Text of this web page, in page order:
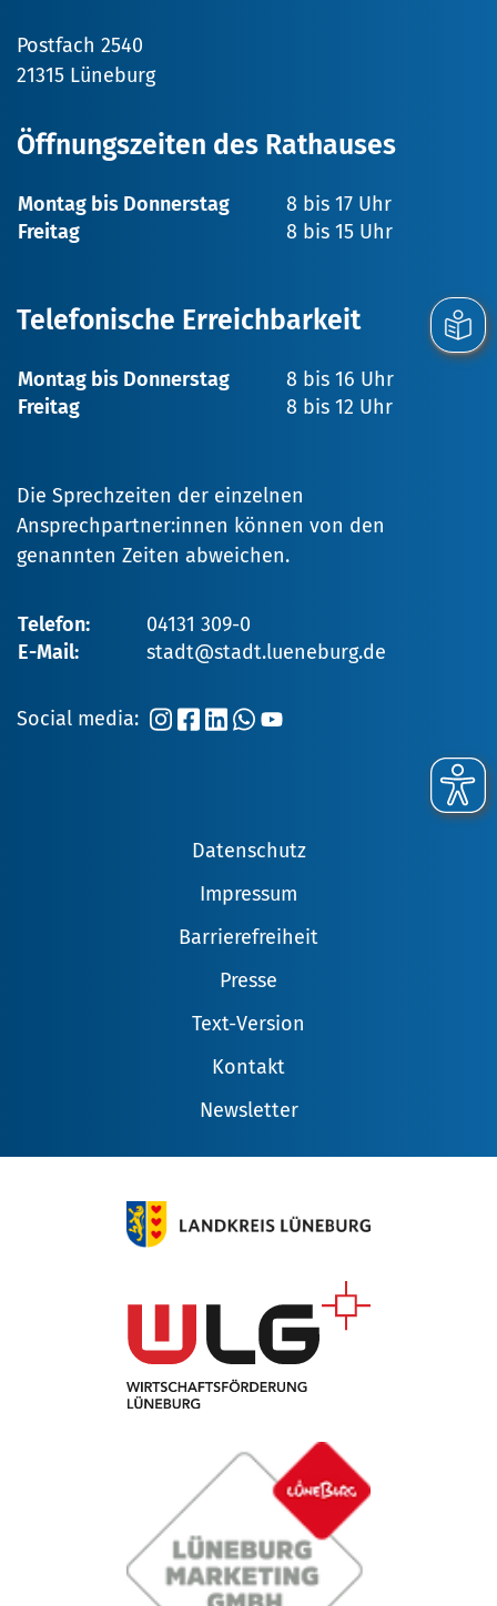
Postfach 2540
21315 Lüneburg
Öffnungszeiten des Rathauses
Montag bis Donnerstag
8 bis 17 Uhr
Freitag
8 bis 15 Uhr
Telefonische Erreichbarkeit
Montag bis Donnerstag
8 bis 16 Uhr
Freitag
8 bis 12 Uhr
Die Sprechzeiten der einzelnen
Ansprechpartner:innen können von den
genannten Zeiten abweichen.
Telefon:
04131 309-0
E-Mail:
stadt@stadt.lueneburg.de
Social media:
Datenschutz
Impressum
Barrierefreiheit
Presse
Text-Version
Kontakt
Newsletter